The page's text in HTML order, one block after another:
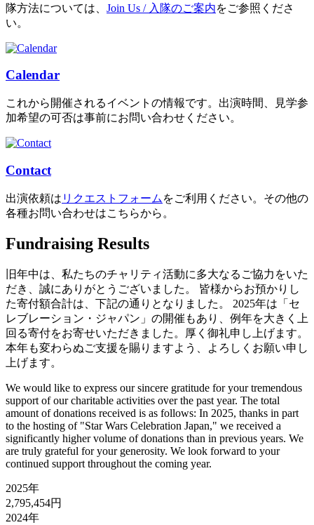
隊方法については、 Join Us / 入隊のご案内をご参照くださ
い。
Calendar
これから開催されるイベントの情報です。出演時間、見学参
加希望の可否は事前にお問い合わせください。
Contact
出演依頼は リクエストフォーム をご利用ください。その他の
各種お問い合わせはこちらから。
Fundraising Results
旧年中は、私たちのチャリティ活動に多大なるご協力をいた
だき、誠にありがとうございました。 皆様からお預かりし
た寄付額合計は、下記の通りとなりました。 2025年は「セ
レブレーション・ジャパン」の開催もあり、例年を大きく上
回る寄付をお寄せいただきました。厚く御礼申し上げます。
本年も変わらぬご支援を賜りますよう、よろしくお願い申し
上げます。
We would like to express our sincere gratitude for your tremendous
support of our charitable activities over the past year. The total
amount of donations received is as follows: In 2025, thanks in part
to the hosting of "Star Wars Celebration Japan," we received a
significantly higher volume of donations than in previous years. We
are truly grateful for your generosity. We look forward to your
continued support throughout the coming year.
2025年
2,795,454円
2024年